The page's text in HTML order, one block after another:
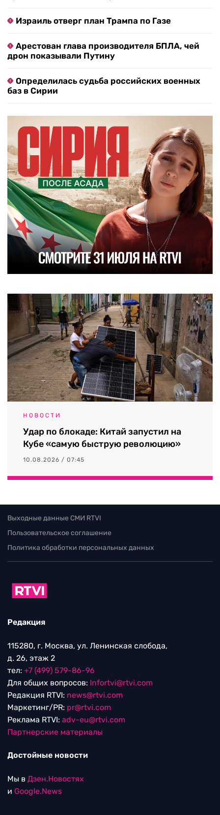
Израиль отверг план Трампа по Газе
Арестован глава производителя БПЛА, чей
дрон показывали Путину
Определилась судьба российских военных
баз в Сирии
НОВОСТИ
Удар по блокаде: Китай запустил на
Кубе «самую быструю революцию»
10.08.2026 / 07:45
Выходные данные СМИ RTVI
Пользовательское соглашение
Политика обработки персональных данных
Редакция
115280, г. Москва, ул. Ленинская слобода,
д. 26, этаж 2
тел: +7 (499) 579-86-96
Для общих вопросов: Infortvi@rtvi.com
Редакция RTVI: news@rtvi.com
Маркетинг/PR: pr@rtvi.com
Реклама RTVI: adv-eu@rtvi.com
Партнерские материалы
Достойные новости
Мы в Дзен.Новостях
и Google.News